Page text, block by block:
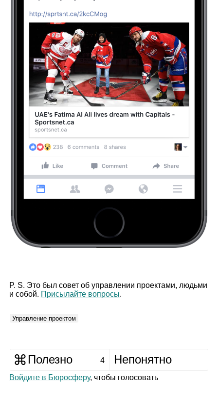
P. S. Это был совет об управлении проектами, людьми
и собой. Присылайте вопросы.
Управление проектом
Полезно 4 Непонятно
Войдите в Бюросферу, чтобы голосовать